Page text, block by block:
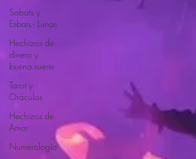
Sabats y
Esbats - Lunas
Hechizos de
dinero y
buena suerte
Tarot y
Oráculos
Hechizos de
Amor
Numerología